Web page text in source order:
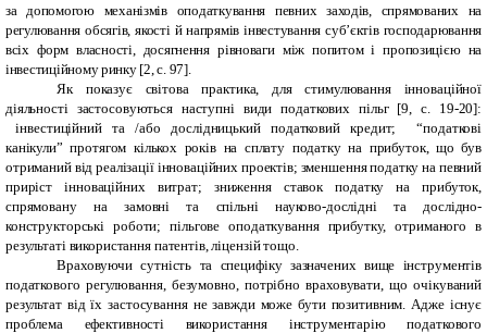
за допомогою механізмів оподаткування певних заходів, спрямованих на
регулювання обсягів, якості й напрямів інвестування суб’єктів господарювання
всіх форм власності, досягнення рівноваги між попитом і пропозицією на
інвестиційному ринку [2, с. 97].
Як показує світова практика, для стимулювання інноваційної
діяльності застосовуються наступні види податкових пільг [9, с. 19-20]:
інвестиційний та /або дослідницький податковий кредит; “податкові
канікули” протягом кількох років на сплату податку на прибуток, що був
отриманий від реалізації інноваційних проектів; зменшення податку на певний
приріст інноваційних витрат; зниження ставок податку на прибуток,
спрямовану на замовні та спільні науково-дослідні та дослідно-
конструкторські роботи; пільгове оподаткування прибутку, отриманого в
результаті використання патентів, ліцензій тощо.
Враховуючи сутність та специфіку зазначених вище інструментів
податкового регулювання, безумовно, потрібно враховувати, що очікуваний
результат від їх застосування не завжди може бути позитивним. Адже існує
проблема ефективності використання інструментарію податкового